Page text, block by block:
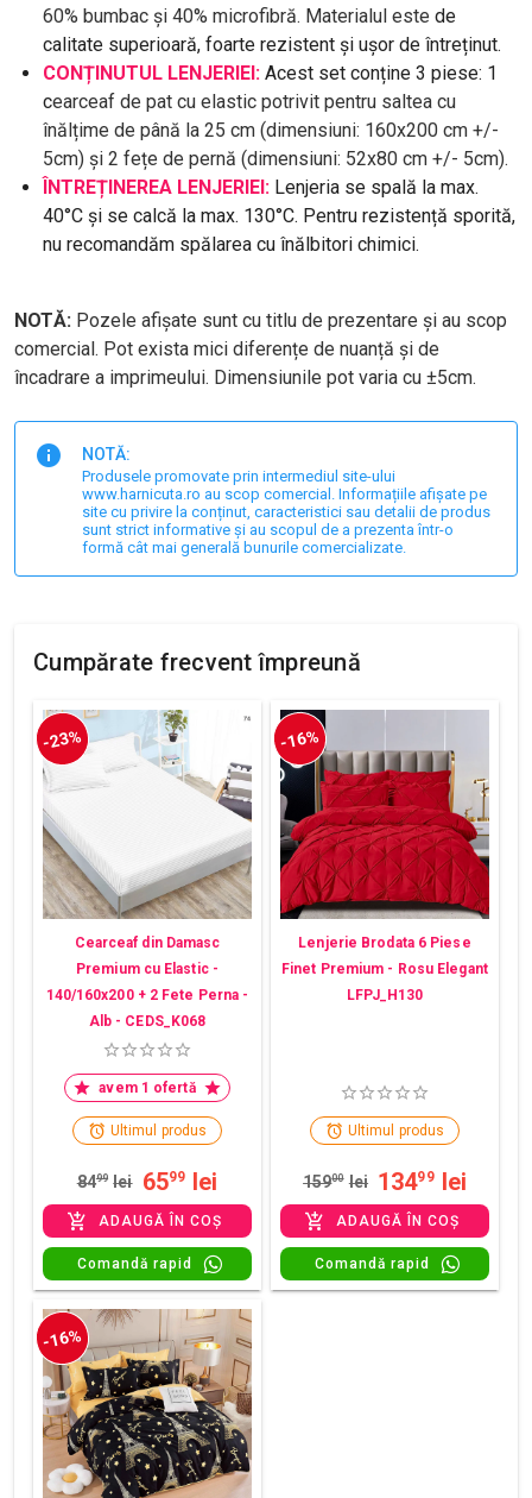
60% bumbac și 40% microfibră. Materialul este de
calitate superioară, foarte rezistent și ușor de întreținut.
CONȚINUTUL LENJERIEI: Acest set conține 3 piese: 1
cearceaf de pat cu elastic potrivit pentru saltea cu
înălțime de până la 25 cm (dimensiuni: 160x200 cm +/-
5cm) și 2 fețe de pernă (dimensiuni: 52x80 cm +/- 5cm).
ÎNTREȚINEREA LENJERIEI: Lenjeria se spală la max.
40°C și se calcă la max. 130°C. Pentru rezistență sporită,
nu recomandăm spălarea cu înălbitori chimici.
NOTĂ: Pozele afișate sunt cu titlu de prezentare și au scop
comercial. Pot exista mici diferențe de nuanță și de
încadrare a imprimeului. Dimensiunile pot varia cu ±5cm.
NOTĂ:
Produsele promovate prin intermediul site-ului
www.harnicuta.ro au scop comercial. Informațiile afișate pe
site cu privire la conținut, caracteristici sau detalii de produs
sunt strict informative și au scopul de a prezenta într-o
formă cât mai generală bunurile comercializate.
Cumpărate frecvent împreună
-23%
Cearceaf din Damasc
Premium cu Elastic -
140/160x200 + 2 Fete Perna -
Alb - CEDS_K068
avem 1 ofertă
Ultimul produs
8499 lei 6599 lei
ADAUGĂ ÎN COȘ
Comandă rapid
-16%
Lenjerie Brodata 6 Piese
Finet Premium - Rosu Elegant
LFPJ_H130
Ultimul produs
15900 lei 13499 lei
ADAUGĂ ÎN COȘ
Comandă rapid
-16%